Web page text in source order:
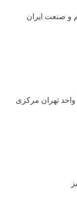
و صنعت ایران
واحد تهران مرکزی